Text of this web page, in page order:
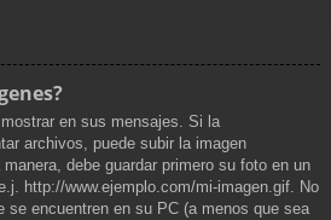
en sus mensajes. Si la
archivos, puede subir la imagen
debe guardar primero su foto en un
http://www.ejemplo.com/mi-imagen.gif. No
se encuentren en su PC (a menos que sea